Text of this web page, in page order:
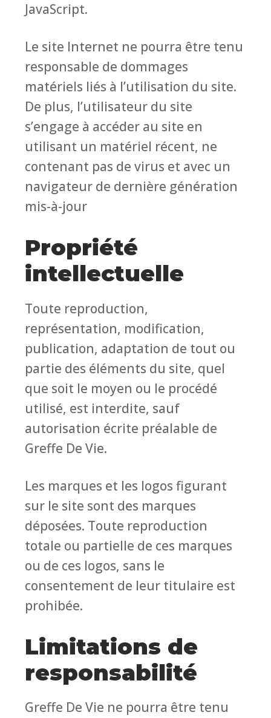
JavaScript.
Le site Internet ne pourra être tenu
responsable de dommages
matériels liés à l’utilisation du site.
De plus, l’utilisateur du site
s’engage à accéder au site en
utilisant un matériel récent, ne
contenant pas de virus et avec un
navigateur de dernière génération
mis-à-jour
Propriété
intellectuelle
Toute reproduction,
représentation, modification,
publication, adaptation de tout ou
partie des éléments du site, quel
que soit le moyen ou le procédé
utilisé, est interdite, sauf
autorisation écrite préalable de
Greffe De Vie.
Les marques et les logos figurant
sur le site sont des marques
déposées. Toute reproduction
totale ou partielle de ces marques
ou de ces logos, sans le
consentement de leur titulaire est
prohibée.
Limitations de
responsabilité
Greffe De Vie ne pourra être tenu